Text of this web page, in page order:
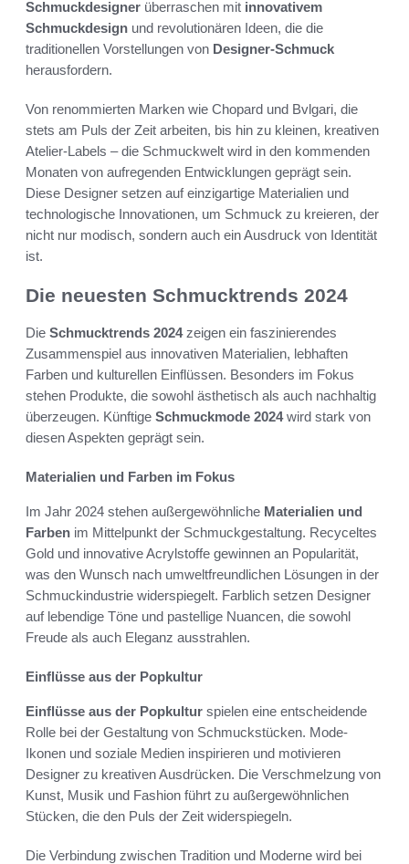
Schmuckdesigner überraschen mit innovativem
Schmuckdesign und revolutionären Ideen, die die
traditionellen Vorstellungen von Designer-Schmuck
herausfordern.
Von renommierten Marken wie Chopard und Bvlgari, die
stets am Puls der Zeit arbeiten, bis hin zu kleinen, kreativen
Atelier-Labels – die Schmuckwelt wird in den kommenden
Monaten von aufregenden Entwicklungen geprägt sein.
Diese Designer setzen auf einzigartige Materialien und
technologische Innovationen, um Schmuck zu kreieren, der
nicht nur modisch, sondern auch ein Ausdruck von Identität
ist.
Die neuesten Schmucktrends 2024
Die Schmucktrends 2024zeigen ein faszinierendes
Zusammenspiel aus innovativen Materialien, lebhaften
Farben und kulturellen Einflüssen. Besonders im Fokus
stehen Produkte, die sowohl ästhetisch als auch nachhaltig
überzeugen. Künftige Schmuckmode 2024wird stark von
diesen Aspekten geprägt sein.
Materialien und Farben im Fokus
Im Jahr 2024 stehen außergewöhnliche Materialien und
Farben im Mittelpunkt der Schmuckgestaltung. Recyceltes
Gold und innovative Acrylstoffe gewinnen an Popularität,
was den Wunsch nach umweltfreundlichen Lösungen in der
Schmuckindustrie widerspiegelt. Farblich setzen Designer
auf lebendige Töne und pastellige Nuancen, die sowohl
Freude als auch Eleganz ausstrahlen.
Einflüsse aus der Popkultur
Einflüsse aus der Popkultur spielen eine entscheidende
Rolle bei der Gestaltung von Schmuckstücken. Mode-
Ikonen und soziale Medien inspirieren und motivieren
Designer zu kreativen Ausdrücken. Die Verschmelzung von
Kunst, Musik und Fashion führt zu außergewöhnlichen
Stücken, die den Puls der Zeit widerspiegeln.
Die Verbindung zwischen Tradition und Moderne wird bei